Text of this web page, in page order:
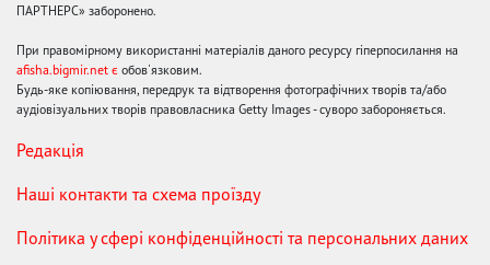
ПАРТНЕРС» заборонено.
При правомірному використанні матеріалів даного ресурсу гіперпосилання на
afisha.bigmir.net є обов'язковим.
Будь-яке копіювання, передрук та відтворення фотографічних творів та/або
аудіовізуальних творів правовласника Getty Images - суворо забороняється.
Редакція
Наші контакти та схема проїзду
Політика у сфері конфіденційності та персональних даних